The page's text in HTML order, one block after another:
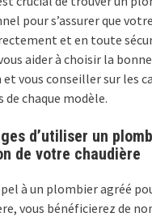
pour s’assurer que
et en toute
aider à choisir la
vous conseiller sur les
de chaque modèle.
d’utiliser un
de votre chaudière
à un plombier agréé
vous bénéficierez de